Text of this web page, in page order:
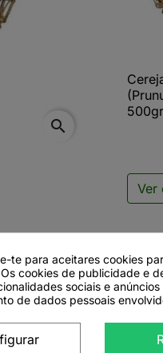
search
Ver
avium L.)
te para aceitares cookies
cookies de publicidade e
sociais e
de dados pessoais